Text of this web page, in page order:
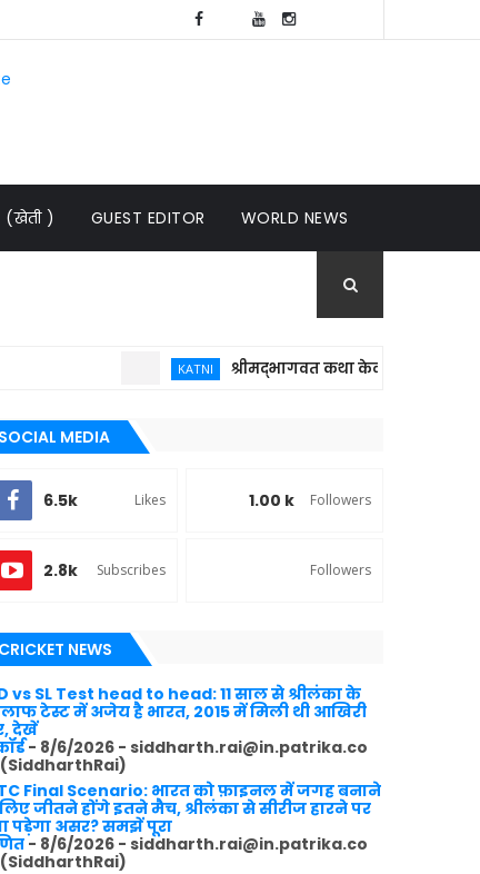
(खेती ) GUEST EDITOR WORLD NEWS
श्रीमद्भागवत कथा केवल धार्मिक आयोजन
SOCIAL MEDIA
6.5k Likes 1.00 k Followers
2.8k Subscribes Followers
CRICKET NEWS
vs SL Test head to head: 11 साल से श्रीलंका के
टेस्ट में अजेय है भारत, 2015 में मिली थी आखिरी
देखें
- 8/6/2026 - siddharth.rai@in.patrika.co
Final Scenario: भारत को फ़ाइनल में जगह बनाने
जीतने होंगे इतने मैच, श्रीलंका से सीरीज हारने पर
पड़ेगा असर? समझें पूरा
- 8/6/2026 - siddharth.rai@in.patrika.co